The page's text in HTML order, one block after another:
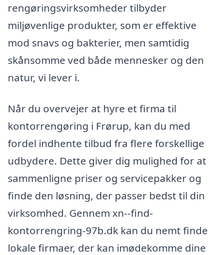
rengøringsvirksomheder tilbyder
miljøvenlige produkter, som er effektive
mod snavs og bakterier, men samtidig
skånsomme ved både mennesker og den
natur, vi lever i.
Når du overvejer at hyre et firma til
kontorrengøring i Frørup, kan du med
fordel indhente tilbud fra flere forskellige
udbydere. Dette giver dig mulighed for at
sammenligne priser og servicepakker og
finde den løsning, der passer bedst til din
virksomhed. Gennem xn--find-
kontorrengring-97b.dk kan du nemt finde
lokale firmaer, der kan imødekomme dine